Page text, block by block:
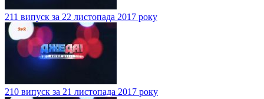
211 випуск за 22 листопада 2017 року
210 випуск за 21 листопада 2017 року